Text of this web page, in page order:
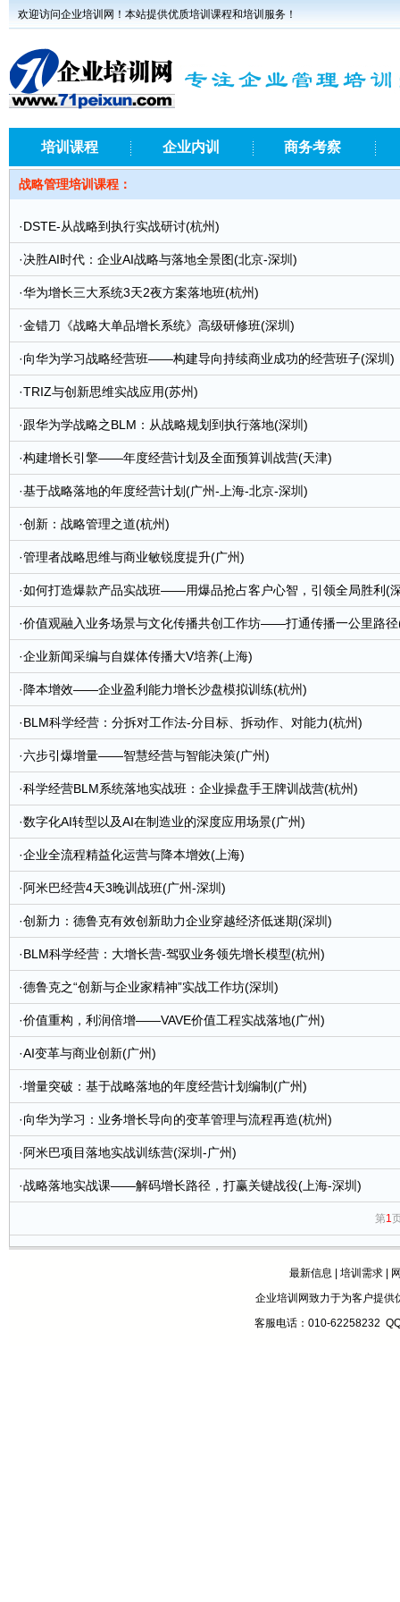
欢迎访问企业培训网！本站提供优质培训课程和培训服务！
培训课程 企业内训 商务考察
战略管理培训课程：
·DSTE-从战略到执行实战研讨(杭州)
·决胜AI时代：企业AI战略与落地全景图(北京-深圳)
·华为增长三大系统3天2夜方案落地班(杭州)
·金错刀《战略大单品增长系统》高级研修班(深圳)
·向华为学习战略经营班——构建导向持续商业成功的经营班子(深圳)
·TRIZ与创新思维实战应用(苏州)
·跟华为学战略之BLM：从战略规划到执行落地(深圳)
·构建增长引擎——年度经营计划及全面预算训战营(天津)
·基于战略落地的年度经营计划(广州-上海-北京-深圳)
·创新：战略管理之道(杭州)
·管理者战略思维与商业敏锐度提升(广州)
·如何打造爆款产品实战班——用爆品抢占客户心智，引领全局胜利(
·价值观融入业务场景与文化传播共创工作坊——打通传播一公里路
·企业新闻采编与自媒体传播大V培养(上海)
· 降本增效——企业盈利能力增长沙盘模拟训练(杭州)
·BLM科学经营：分拆对工作法-分目标、拆动作、对能力(杭州)
·六步引爆增量——智慧经营与智能决策(广州)
·科学经营BLM系统落地实战班：企业操盘手王牌训战营(杭州)
·数字化AI转型以及AI在制造业的深度应用场景(广州)
·企业全流程精益化运营与降本增效(上海)
· 阿米巴经营4天3晚训战班(广州-深圳)
·创新力：德鲁克有效创新助力企业穿越经济低迷期(深圳)
·BLM科学经营：大增长营-驾驭业务领先增长模型(杭州)
·德鲁克之“创新与企业家精神”实战工作坊(深圳)
·价值重构，利润倍增——VAVE价值工程实战落地(广州)
·AI变革与商业创新(广州)
·增量突破：基于战略落地的年度经营计划编制(广州)
·向华为学习：业务增长导向的变革管理与流程再造(杭州)
· 阿米巴项目落地实战训练营(深圳-广州)
·战略落地实战课——解码增长路径，打赢关键战役(上海-深圳)
第1
最新信息 培训需求|
企业培训网致力于为客户提供
客服电话：010-62258232